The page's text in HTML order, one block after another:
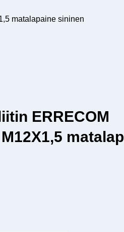
matalapaine sininen
ERRECOM